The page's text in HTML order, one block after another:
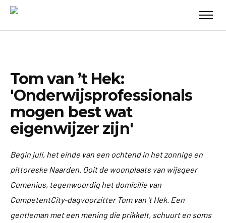
Tom van ’t Hek:
'Onderwijsprofessionals
mogen best wat
eigenwijzer zijn'
Begin juli, het einde van een ochtend in het zonnige en
pittoreske Naarden. Ooit de woonplaats van wijsgeer
Comenius, tegenwoordig het domicilie van
CompetentCity-dagvoorzitter Tom van ’t Hek. Een
gentleman met een mening die prikkelt, schuurt en soms